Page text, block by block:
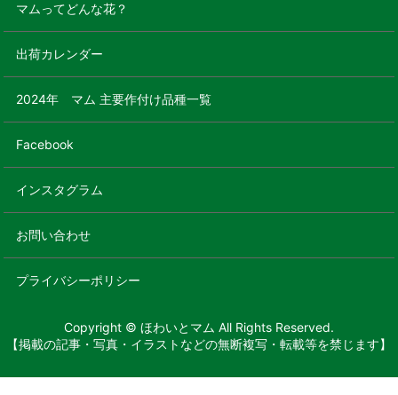
マムってどんな花？
出荷カレンダー
2024年 マム 主要作付け品種一覧
Facebook
インスタグラム
お問い合わせ
プライバシーポリシー
Copyright © ほわいとマム All Rights Reserved.
【掲載の記事・写真・イラストなどの無断複写・転載等を禁じます】